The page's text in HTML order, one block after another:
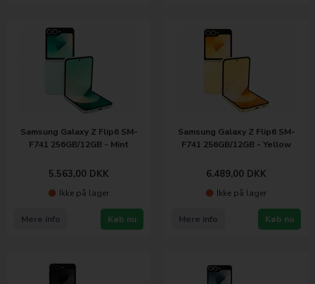
Samsung Galaxy Z Flip6 SM-
F741 256GB/12GB - Mint
5.563,00 DKK
Ikke på lager
Køb nu
Mere info
Samsung Galaxy Z Flip6 SM-
F741 256GB/12GB - Yellow
6.489,00 DKK
Ikke på lager
Køb nu
Mere info